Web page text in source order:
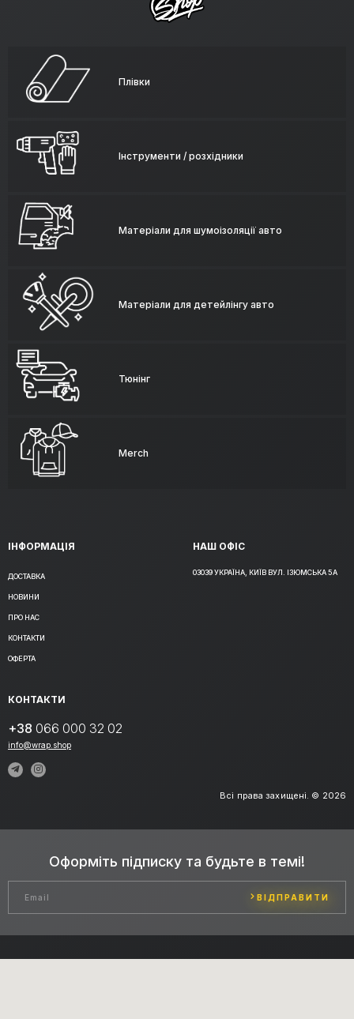
Плівки
Інструменти / розхідники
Матеріали для шумоізоляції авто
Матеріали для детейлінгу авто
Тюнінг
Merch
ІНФОРМАЦІЯ
ДОСТАВКА
НОВИНИ
ПРО НАС
КОНТАКТИ
ОФЕРТА
НАШ ОФІС
03039 УКРАЇНА, КИЇВ ВУЛ. ІЗЮМСЬКА 5А
КОНТАКТИ
+38 066 000 32 02
info@wrap.shop
Всі права захищені. © 2026
Оформіть підписку та будьте в темі!
ВІДПРАВИТИ